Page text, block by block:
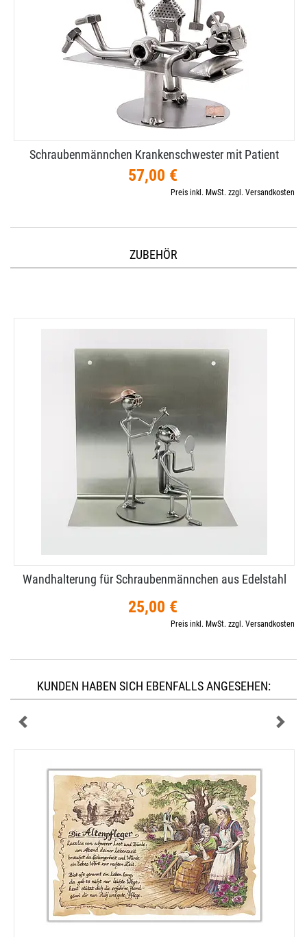
Schraubenmännchen Krankenschwester mit Patient
57,00 €
Preis inkl. MwSt. zzgl. Versandkosten
ZUBEHÖR
Wandhalterung für Schraubenmännchen aus Edelstahl
25,00 €
Preis inkl. MwSt. zzgl. Versandkosten
KUNDEN HABEN SICH EBENFALLS ANGESEHEN: